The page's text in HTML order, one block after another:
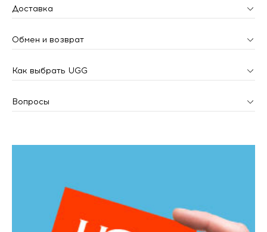
Доставка
Обмен и возврат
Как выбрать UGG
Вопросы